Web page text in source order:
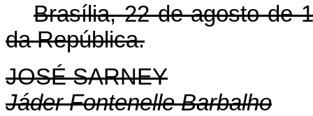
Brasília, 22 de agosto de
da República.
JOSÉ SARNEY
Jáder Fontenelle Barbalho